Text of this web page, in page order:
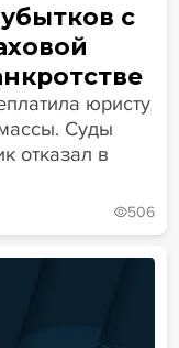
с
юристу
Суды
отказал в
506